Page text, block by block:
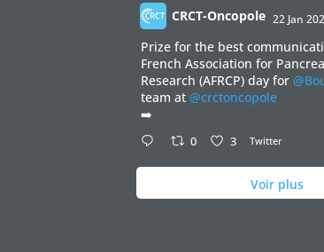
;
CRCT-Oncopole 22 Jan
Prize for the best
French Association for
Research (AFRCP) day for
team at @crctoncopole
➡️
0 3 Twitter
Voir plus